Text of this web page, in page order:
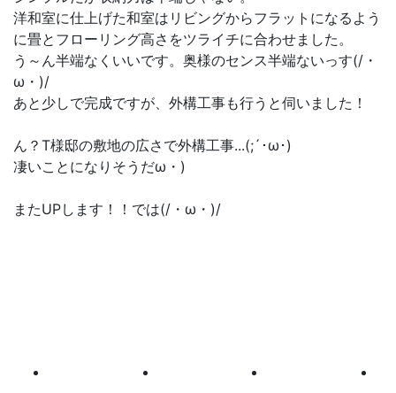
洋和室に仕上げた和室はリビングからフラットになるよう
に畳とフローリング高さをツライチに合わせました。
う～ん半端なくいいです。奥様のセンス半端ないっす(/・
ω・)/
あと少しで完成ですが、外構工事も行うと伺いました！
ん？T様邸の敷地の広さで外構工事...(;´･ω･)
凄いことになりそうだω・)
またUPします！！では(/・ω・)/